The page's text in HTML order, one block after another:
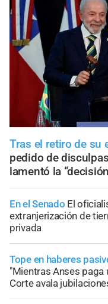
Tras el retiro de su
pedido de
lamentó la
En el Senado El
extranjerización de
privada
Tope en haberes
"Mientras Anses paga
Corte avala